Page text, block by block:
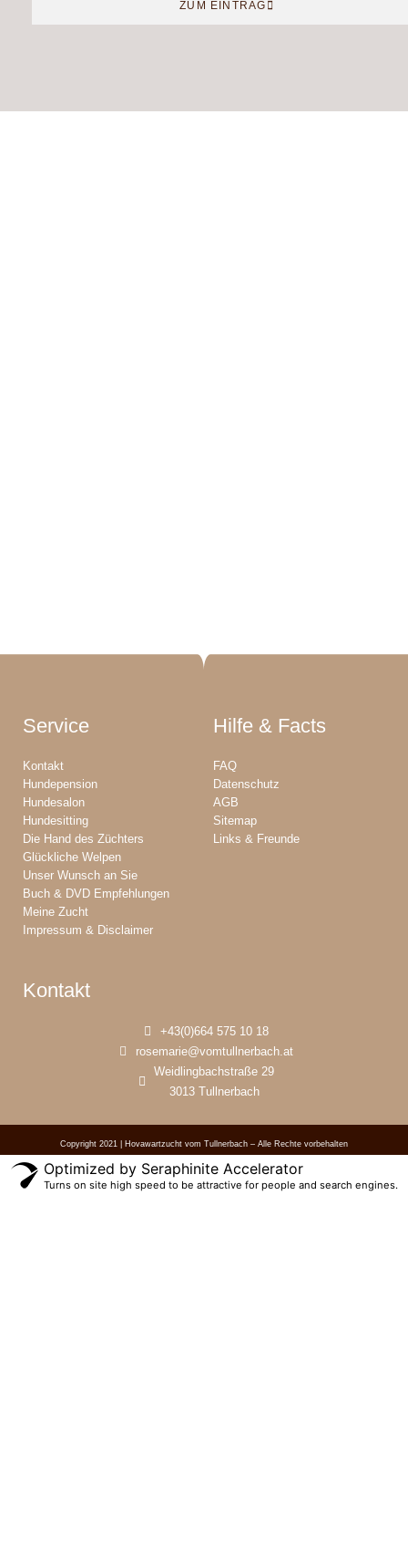
ZUM EINTRAG
Service
Kontakt
Hundepension
Hundesalon
Hundesitting
Die Hand des Züchters
Glückliche Welpen
Unser Wunsch an Sie
Buch & DVD Empfehlungen
Meine Zucht
Impressum & Disclaimer
Hilfe & Facts
FAQ
Datenschutz
AGB
Sitemap
Links & Freunde
Kontakt
+43(0)664 575 10 18
rosemarie@vomtullnerbach.at
Weidlingbachstraße 29
3013 Tullnerbach
Copyright 2021 | Hovawartzucht vom Tullnerbach – Alle Rechte vorbehalten
Optimized by Seraphinite Accelerator
Turns on site high speed to be attractive for people and search engines.